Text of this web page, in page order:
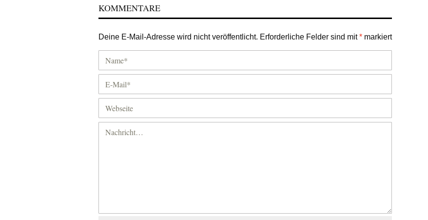
KOMMENTARE
Deine E-Mail-Adresse wird nicht veröffentlicht. Erforderliche Felder sind mit* markiert